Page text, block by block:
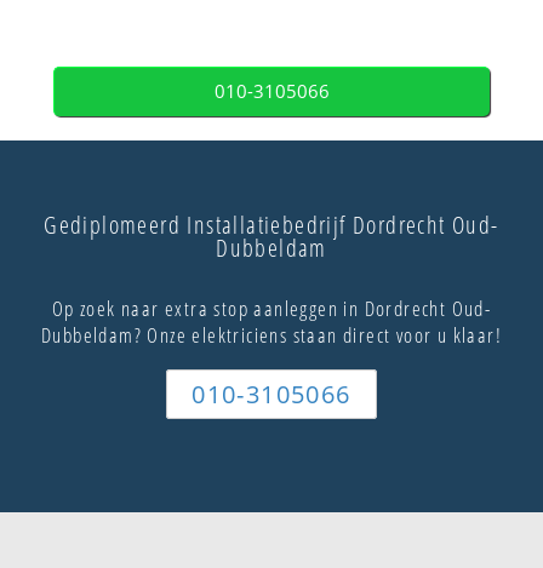
010-3105066
Gediplomeerd Installatiebedrijf Dordrecht Oud-
Dubbeldam
Op zoek naar extra stop aanleggen in Dordrecht Oud-
Dubbeldam? Onze elektriciens staan direct voor u klaar!
010-3105066